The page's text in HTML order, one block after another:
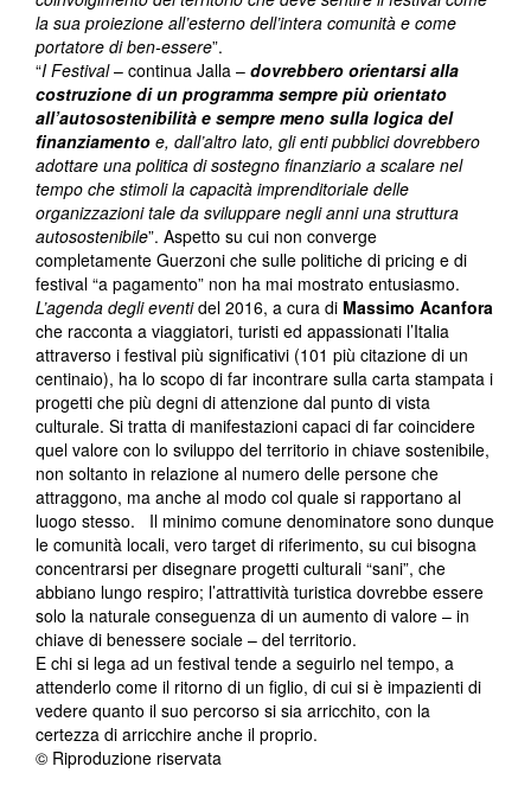
la sua proiezione all’esterno dell’intera comunità e come
portatore di ben-essere”.
“I Festival– continua Jalla – dovrebbero orientarsi alla
costruzione di un programma sempre più orientato
all’autosostenibilità e sempre meno sulla logica del
finanziamento e, dall’altro lato, gli enti pubblici dovrebbero
adottare una politica di sostegno finanziario a scalare nel
tempo che stimoli la capacità imprenditoriale delle
organizzazioni tale da sviluppare negli anni una struttura
autosostenibile”. Aspetto su cui non converge
completamente Guerzoni che sulle politiche di pricing e di
festival “a pagamento” non ha mai mostrato entusiasmo.
L’agenda degli eventidel 2016, a cura di Massimo Acanfora
che racconta a viaggiatori, turisti ed appassionati l’Italia
attraverso i festival più significativi (101 più citazione di un
centinaio), ha lo scopo di far incontrare sulla carta stampata i
progetti che più degni di attenzione dal punto di vista
culturale. Si tratta di manifestazioni capaci di far coincidere
quel valore con lo sviluppo del territorio in chiave sostenibile,
non soltanto in relazione al numero delle persone che
attraggono, ma anche al modo col quale si rapportano al
luogo stesso. Il minimo comune denominatore sono dunque
le comunità locali, vero target di riferimento, su cui bisogna
concentrarsi per disegnare progetti culturali “sani”, che
abbiano lungo respiro; l’attrattività turistica dovrebbe essere
solo la naturale conseguenza di un aumento di valore – in
chiave di benessere sociale – del territorio.
E chi si lega ad un festival tende a seguirlo nel tempo, a
attenderlo come il ritorno di un figlio, di cui si è impazienti di
vedere quanto il suo percorso si sia arricchito, con la
certezza di arricchire anche il proprio.
© Riproduzione riservata